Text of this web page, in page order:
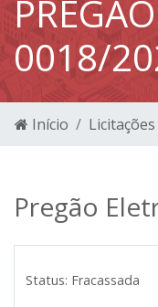
0018/
Início Licitações
Pregão
Status: Fracassada